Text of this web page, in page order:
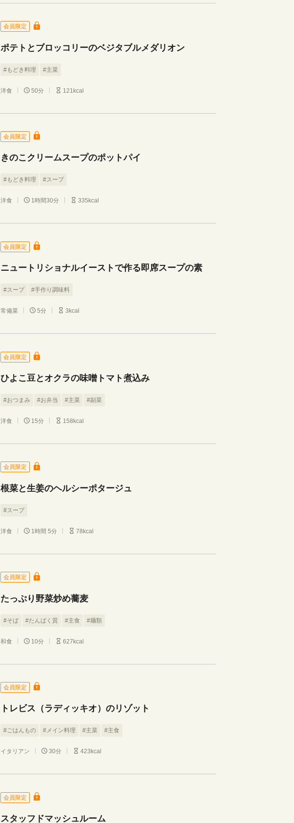
会員限定
ポテトとブロッコリーのベジタブルメダリオン
#もどき料理 #主菜
洋食 50分 121kcal
会員限定
きのこクリームスープのポットパイ
#もどき料理 #スープ
洋食 1時間30分 335kcal
会員限定
ニュートリショナルイーストで作る即席スープの素
#スープ #手作り調味料
常備菜 5分 3kcal
会員限定
ひよこ豆とオクラの味噌トマト煮込み
#おつまみ #お弁当 #主菜 #副菜
洋食 15分 158kcal
会員限定
根菜と生姜のヘルシーポタージュ
#スープ
洋食 1時間 5分 78kcal
会員限定
たっぷり野菜炒め蕎麦
#そば #たんぱく質 #主食 #麺類
和食 10分 627kcal
会員限定
トレビス（ラディッキオ）のリゾット
#ごはんもの #メイン料理 #主菜 #主食
イタリアン 30分 423kcal
会員限定
スタッフドマッシュルーム